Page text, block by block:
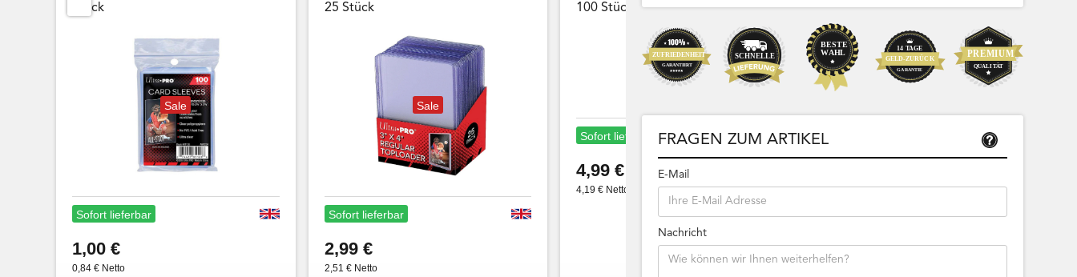
Stück
Sale
Sofort lieferbar
1,00 €
0,84 € Netto
25 Stück
Sale
Sofort lieferbar
2,99 €
2,51 € Netto
100 Stück Wiederverschließbar
Sofort lieferbar
4,99 €
4,19 € Netto
Collection (Japanisch)
33,61 € Netto
FRAGEN ZUM ARTIKEL
E-Mail
Nachricht